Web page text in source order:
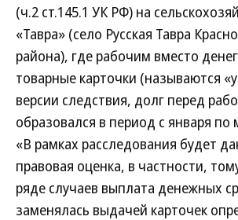
(ч.2 ст.145.1 УК РФ) на
«Тавра» (село Русская Тавра
района), где рабочим вместо
товарные карточки (называются
версии следствия, долг перед
образовался в период с января по
«В рамках расследования будет
правовая оценка, в частности,
ряде случаев выплата денежных
заменялась выдачей карточек